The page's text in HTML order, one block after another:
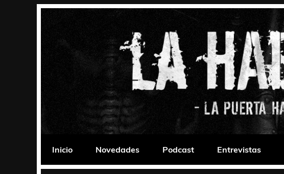
La Habitación 235
Inicio
Novedades Podcast Entrevistas